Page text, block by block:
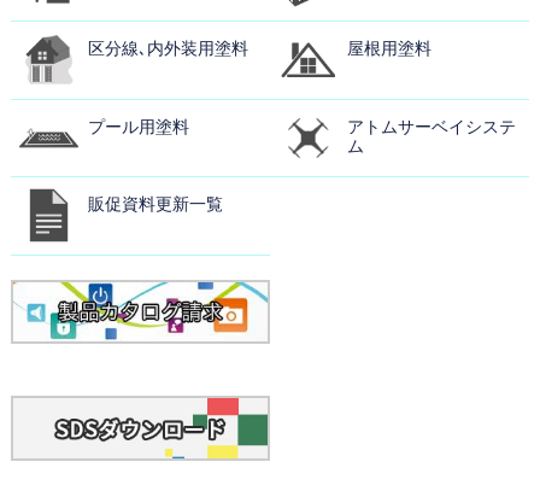
区分線､内外装用塗料 屋根用塗料
プール用塗料
アトムサーベイシステ
ム
販促資料更新一覧